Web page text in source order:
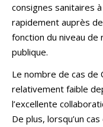
consignes sanitaires
rapidement auprès
fonction du niveau de
publique.
Le nombre de cas de
relativement faible
l’excellente
De plus, lorsqu’un